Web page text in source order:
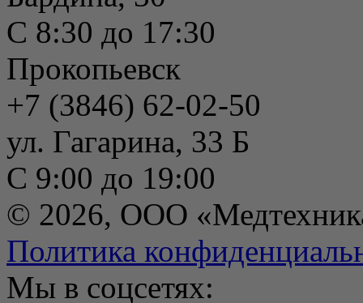
С 8:30 до 17:30
Прокопьевск
+7 (3846) 62-02-50
ул. Гагарина, 33 Б
С 9:00 до 19:00
© 2026, ООО
Политика
Мы в соцсетях: